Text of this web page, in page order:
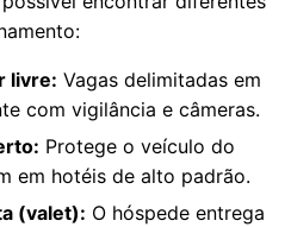
livre: Vagas delimitadas em
com vigilância e câmeras.
Protege o veículo do
em hotéis de alto padrão.
(valet): O hóspede entrega